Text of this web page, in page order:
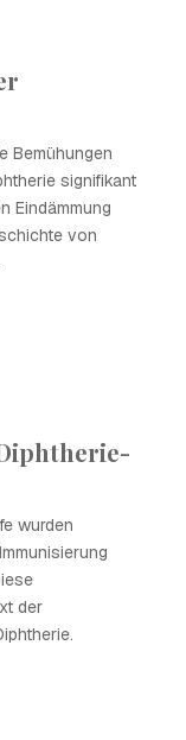
Bemühungen
signifikant
Eindämmung
von
wurden
der